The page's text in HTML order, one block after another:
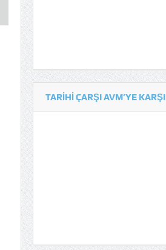
TARIHI ÇARŞI AVM’YE KARŞI